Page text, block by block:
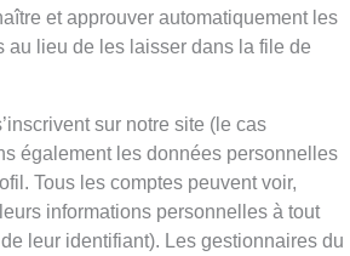
et approuver automatiquement les
au lieu de les laisser dans la file de
sur notre site (le cas
également les données personnelles
Tous les comptes peuvent voir,
informations personnelles à tout
leur identifiant). Les gestionnaires du